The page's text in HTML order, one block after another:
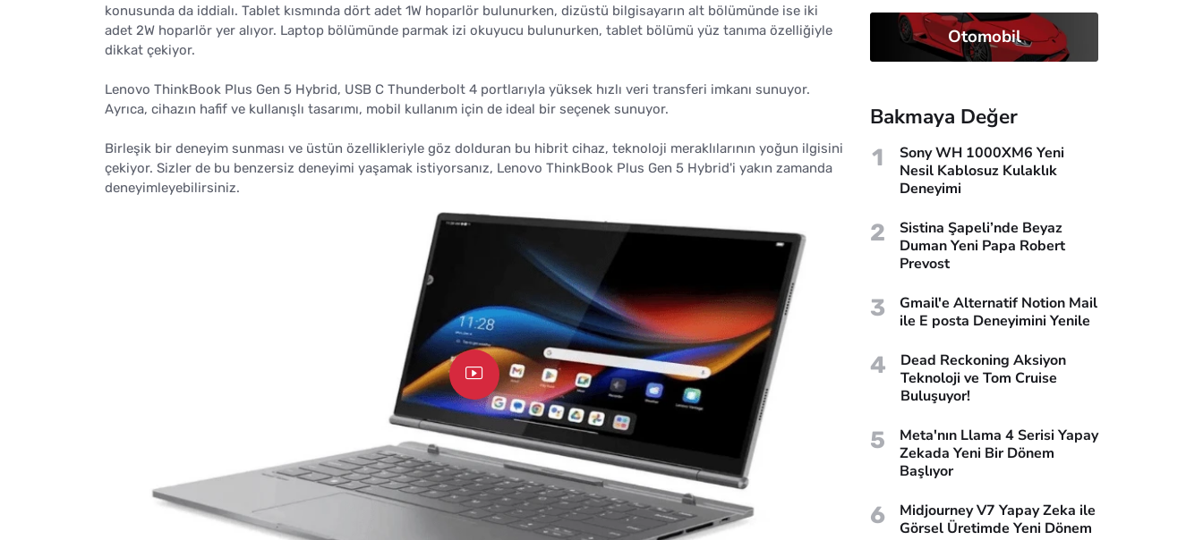
konusunda da iddialı. Tablet kısmında dört adet 1W hoparlör bulunurken, dizüstü bilgisayarın alt bölümünde ise iki
adet 2W hoparlör yer alıyor. Laptop bölümünde parmak izi okuyucu bulunurken, tablet bölümü yüz tanıma özelliğiyle
dikkat çekiyor.
Lenovo ThinkBook Plus Gen 5 Hybrid, USB C Thunderbolt 4 portlarıyla yüksek hızlı veri transferi imkanı sunuyor.
Ayrıca, cihazın hafif ve kullanışlı tasarımı, mobil kullanım için de ideal bir seçenek sunuyor.
Birleşik bir deneyim sunması ve üstün özellikleriyle göz dolduran bu hibrit cihaz, teknoloji meraklılarının yoğun ilgisini
çekiyor. Sizler de bu benzersiz deneyimi yaşamak istiyorsanız, Lenovo ThinkBook Plus Gen 5 Hybrid'i yakın zamanda
deneyimleyebilirsiniz.
Otomobil
Bakmaya Değer
1
Sony WH 1000XM6 Yeni
Nesil Kablosuz Kulaklık
Deneyimi
2
Sistina Şapeli’nde Beyaz
Duman Yeni Papa Robert
Prevost
3
Gmail'e Alternatif Notion Mail
ile E posta Deneyimini Yenile
4
Dead Reckoning Aksiyon
Teknoloji ve Tom Cruise
Buluşuyor!
5
Meta'nın Llama 4 Serisi Yapay
Zekada Yeni Bir Dönem
Başlıyor
6
Midjourney V7 Yapay Zeka ile
Görsel Üretimde Yeni Dönem